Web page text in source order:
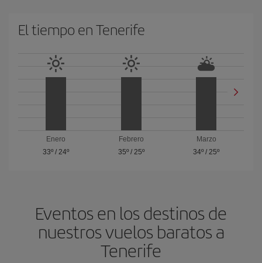
El tiempo en Tenerife
Enero
33º/ 24º
Febrero
35º/ 25º
Marzo
34º /25º
Eventos en los destinos de
nuestros vuelos baratos a
Tenerife